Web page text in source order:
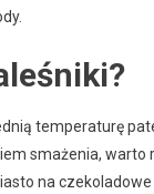
temperaturę
smażenia, warto
na czekoladowe